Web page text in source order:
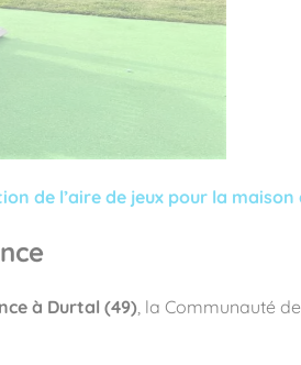
de l’aire de jeux pour la maison
à Durtal (49), la Communauté